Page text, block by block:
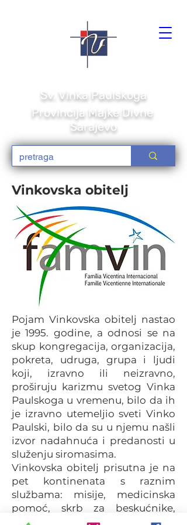
Sv. Vinka Paulskoga
Provincija Majke Divne
Sarajevo
Vinkovska obitelj
Pojam Vinkovska obitelj nastao
je 1995. godine, a odnosi se na
skup kongregacija, organizacija,
pokreta, udruga, grupa i ljudi
koji, izravno ili neizravno,
proširuju karizmu svetog Vinka
Paulskoga u vremenu, bilo da ih
je izravno utemeljio sveti Vinko
Paulski, bilo da su u njemu našli
izvor nadahnuća i predanosti u
služenju siromasima.
Vinkovska obitelj prisutna je na
pet kontinenata s raznim
službama: misije, medicinska
pomoć, skrb za beskućnike,
izbjeglice, napuštenu djecu,